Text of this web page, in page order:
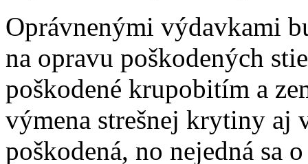
Oprávnenými výdavkami
na opravu poškodených
poškodené krupobitím a
výmena strešnej krytiny aj
poškodená, no nejedná sa